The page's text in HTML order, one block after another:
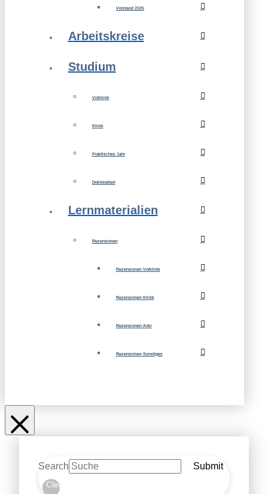
Vorstand 2025
Arbeitskreise
Studium
Vorklinik
Klinik
Praktisches Jahr
Doktorarbeit
Lernmaterialien
Rezensionen
Rezensionen Vorklinik
Rezensionen Klinik
Rezensionen Anki
Rezensionen Sonstiges
Search Submit
Clear